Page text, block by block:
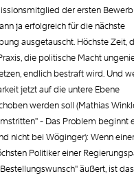
der ersten
ja erfolgreich für die nächste
ausgetauscht. Höchste Zeit,
die politische Macht
endlich bestraft wird. Und
jetzt auf die untere Ebene
werden soll (Mathias
- Das Problem beginnt
nicht bei Wöginger): Wenn
Politiker einer
äußert, ist